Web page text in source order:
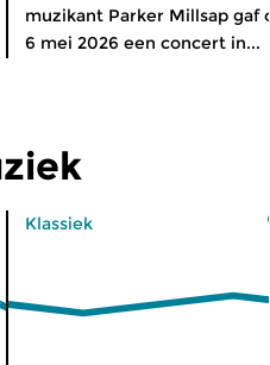
muzikant Parker Millsap gaf
6 mei 2026 een concert in...
Klassiek